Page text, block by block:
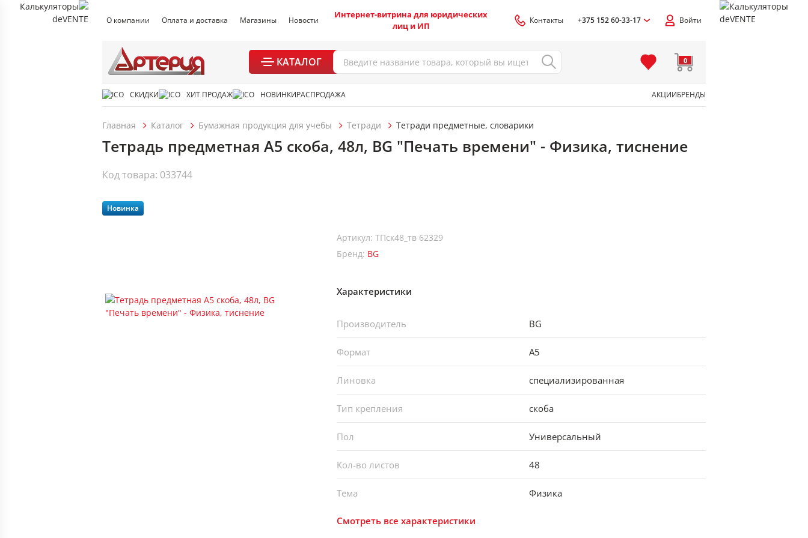
О компании Оплата и доставка Магазины Новости
Интернет-витрина для юридических
лиц и ИП
Контакты +375 152 60-33-17 Войти
КАТАЛОГ 0
СКИДКИ ХИТ ПРОДАЖ НОВИНКИРАСПРОДАЖА АКЦИИБРЕНДЫ
Главная Каталог Бумажная продукция для учебы Тетради Тетради предметные, словарики
Тетрадь предметная А5 скоба, 48л, BG "Печать времени" - Физика, тиснение
Код товара: 033744
Новинка
Артикул: ТПск48_тв 62329
Бренд: BG
Характеристики
Производитель BG
Формат А5
Линовка специализированная
Тип крепления скоба
Пол Универсальный
Кол-во листов 48
Тема Физика
Смотреть все характеристики